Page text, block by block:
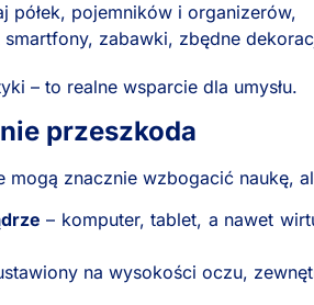
półek, pojemników i organizerów,
smartfony, zabawki, zbędne
– to realne wsparcie dla umysłu.
przeszkoda
mogą znacznie wzbogacić naukę,
– komputer, tablet, a nawet
na wysokości oczu,